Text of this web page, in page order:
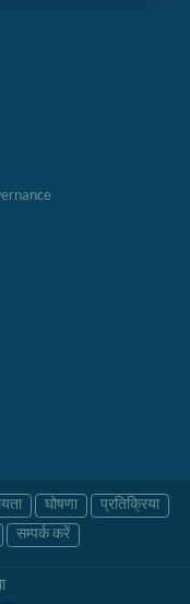
घोषणा
प्रतिक्रिया
सम्पर्क करें